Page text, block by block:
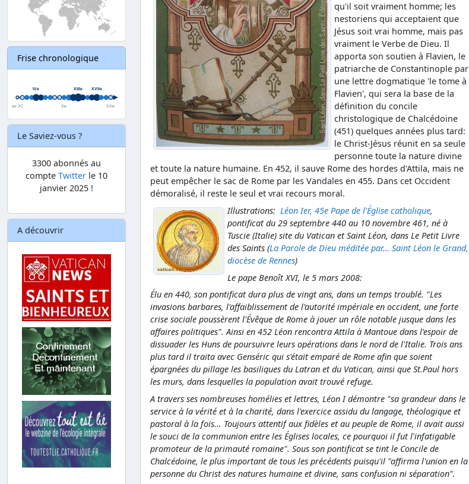
Frise chronologique
Le Saviez-vous ?
3300 abonnés au
compte Twitter le 10
janvier 2025 !
A découvrir
qu'il soit vraiment homme; les
nestoriens qui acceptaient que
Jésus soit vrai homme, mais pas
vraiment le Verbe de Dieu. Il
apporta son soutien à Flavien, le
patriarche de Constantinople par
une lettre dogmatique 'le tome à
Flavien', qui sera la base de la
définition du concile
christologique de Chalcédoine
(451) quelques années plus tard:
le Christ-Jésus réunit en sa seule
personne toute la nature divine
et toute la nature humaine. En 452, il sauve Rome des hordes d'Attila, mais ne
peut empêcher le sac de Rome par les Vandales en 455. Dans cet Occident
démoralisé, il reste le seul et vrai recours moral.
Illustrations: Léon Ier, 45e Pape de l'Église catholique,
pontificat du 29 septembre 440 au 10 novembre 461, né à
Tuscie (Italie) site du Vatican et Saint Léon, dans Le Petit Livre
des Saints (La Parole de Dieu méditée par… Saint Léon le Grand,
diocèse de Rennes)
Le pape Benoît XVI, le 5 mars 2008:
Élu en 440, son pontificat dura plus de vingt ans, dans un temps troublé. "Les
invasions barbares, l'affaiblissement de l'autorité impériale en occident, une forte
crise sociale poussèrent l'Évêque de Rome à jouer un rôle notable jusque dans les
affaires politiques". Ainsi en 452 Léon rencontra Attila à Mantoue dans l'espoir de
dissuader les Huns de poursuivre leurs opérations dans le nord de l'Italie. Trois ans
plus tard il traita avec Genséric qui s'était emparé de Rome afin que soient
épargnées du pillage les basiliques du Latran et du Vatican, ainsi que St.Paul hors
les murs, dans lesquelles la population avait trouvé refuge.
A travers ses nombreuses homélies et lettres, Léon I démontre "sa grandeur dans le
service à la vérité et à la charité, dans l'exercice assidu du langage, théologique et
pastoral à la fois... Toujours attentif aux fidèles et au peuple de Rome, il avait aussi
le souci de la communion entre les Églises locales, ce pourquoi il fut l'infatigable
promoteur de la primauté romaine". Sous son pontificat se tint le Concile de
Chalcédoine, le plus important de tous les précédents puisqu'il "affirma l'union en la
personne du Christ des natures humaine et divine, sans confusion ni séparation".